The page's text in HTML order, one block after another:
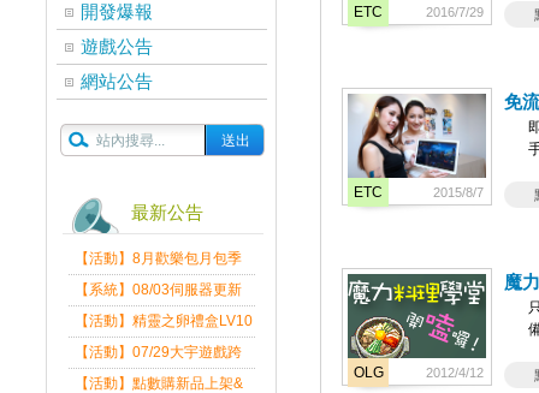
開發爆報
遊戲公告
網站公告
最新公告
【活動】8月歡樂包月包季
送
【系統】08/03伺服器更新
維護公告
【活動】精靈之卵禮盒LV10
限量發送中
【活動】07/29大宇遊戲跨
界盛典
【活動】點數購新品上架&
ETC 2016/7/29
ETC 2015/8/7
免
OLG 2012/4/12
魔